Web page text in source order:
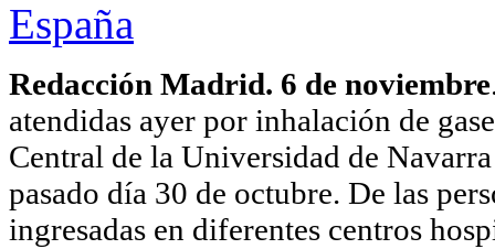
España
Redacción Madrid. 6 de noviembre
atendidas ayer por inhalación de
Central de la Universidad de
pasado día 30 de octubre. De las
ingresadas en diferentes centros